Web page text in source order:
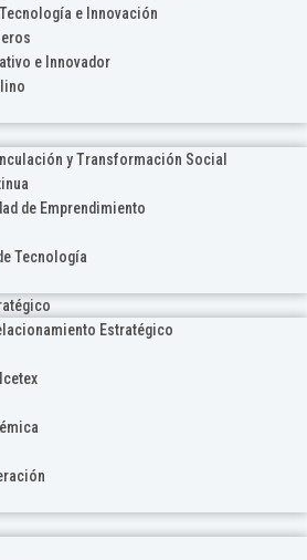
e Innovación
e Innovador
y Transformación Social
de Emprendimiento
Tecnología
Estratégico